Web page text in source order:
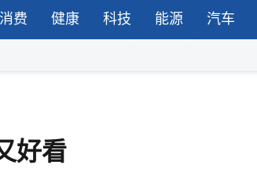
消费 健康 科技 能源 汽车
好看